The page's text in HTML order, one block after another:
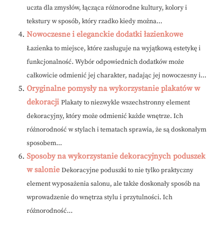
uczta dla zmysłów, łącząca różnorodne kultury, kolory i
tekstury w sposób, który rzadko kiedy można...
Nowoczesne i eleganckie dodatki łazienkowe
Łazienka to miejsce, które zasługuje na wyjątkową estetykę i
funkcjonalność. Wybór odpowiednich dodatków może
całkowicie odmienić jej charakter, nadając jej nowoczesny i...
Oryginalne pomysły na wykorzystanie plakatów w
dekoracji Plakaty to niezwykle wszechstronny element
dekoracyjny, który może odmienić każde wnętrze. Ich
różnorodność w stylach i tematach sprawia, że są doskonałym
sposobem...
Sposoby na wykorzystanie dekoracyjnych poduszek
w salonie Dekoracyjne poduszki to nie tylko praktyczny
element wyposażenia salonu, ale także doskonały sposób na
wprowadzenie do wnętrza stylu i przytulności. Ich
różnorodność...